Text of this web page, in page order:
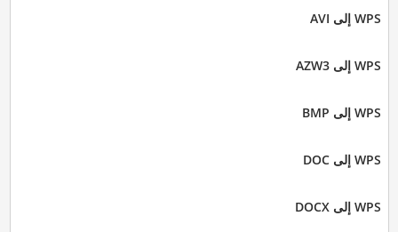
WPS إلى AVI
WPS إلى AZW3
WPS إلى BMP
WPS إلى DOC
WPS إلى DOCX